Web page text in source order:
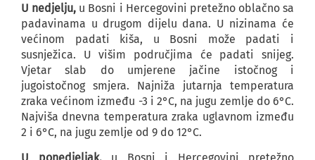
U nedjelju, u Bosni i Hercegovini pretežno oblačno sa
padavinama u drugom dijelu dana. U nizinama će
većinom padati kiša, u Bosni može padati i
susnježica. U višim područjima će padati snijeg.
Vjetar slab do umjerene jačine istočnog i
jugoistočnog smjera. Najniža jutarnja temperatura
zraka većinom između -3 i 2°C, na jugu zemlje do 6°C.
Najviša dnevna temperatura zraka uglavnom između
2 i 6°C, na jugu zemlje od 9 do 12°C.